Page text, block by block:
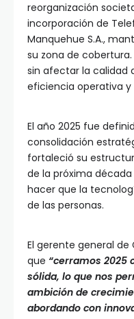
reorganización
incorporación de
Manquehue S.A.,
su zona de
sin afectar la calidad
eficiencia operativa
El año 2025 fue
consolidación
fortaleció su
de la próxima
hacer que la
de las personas.
El gerente general de
que “cerramos 2025
sólida, lo que nos
ambición de
abordando con